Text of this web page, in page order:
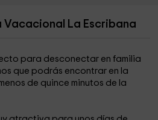
Vacacional La Escribana
para desconectar en familia
que podrás encontrar en la
de quince minutos de la